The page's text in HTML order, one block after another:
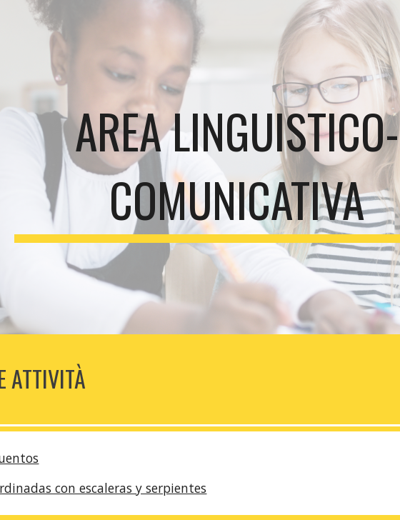
to main content Skip to navigation
AREA LINGUISTICO-
COMUNICATIVA
ATTIVITÀ
con escaleras y serpientes